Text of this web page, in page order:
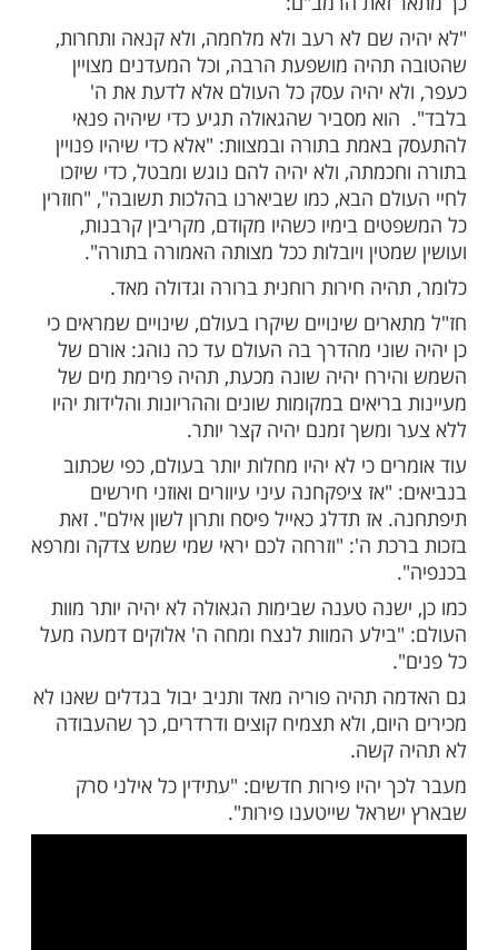
כי בימות המשיח טבעו של העולם לא ישתנה
"אין בין העולם הזה לימות המשיח אלא
בלבד". כלומר, עולם כמנהגו יהיה נוהג.
שיהיה טוב מאד, אך לא שינוי באופן שבו
"אל יעלה על הלב שבימות המשיח יבטל
של עולם, או יהיה שם חידוש במעשה
עולם כמנהגו נוהג" .
זאת הרמב"ם:
שם לא רעב ולא מלחמה, ולא קנאה ותחרות,
מושפעת הרבה, וכל המעדנים מצויין
יהיה עסק כל העולם אלא לדעת את ה'
מסביר שהגאולה תגיע כדי שיהיה פנאי
בתורה ובמצוות: "אלא כדי שיהיו פנויין
ולא יהיה להם נוגש ומבטל, כדי שיזכו
הבא, כמו שביארנו בהלכות תשובה", "חוזרין
בימיו כשהיו מקודם, מקריבין קרבנות,
ויובלות ככל מצותה האמורה בתורה".
חירות רוחנית ברורה וגדולה מאד.
שינויים שיקרו בעולם, שינויים שמראים כי
מהדרך בה העולם עד כה נוהג: אורם של
יהיה שונה מכעת, תהיה פרימת מים של
במקומות שונים וההריונות והלידות יהיו
זמנם יהיה קצר יותר.
כי לא יהיו מחלות יותר בעולם, כפי שכתוב